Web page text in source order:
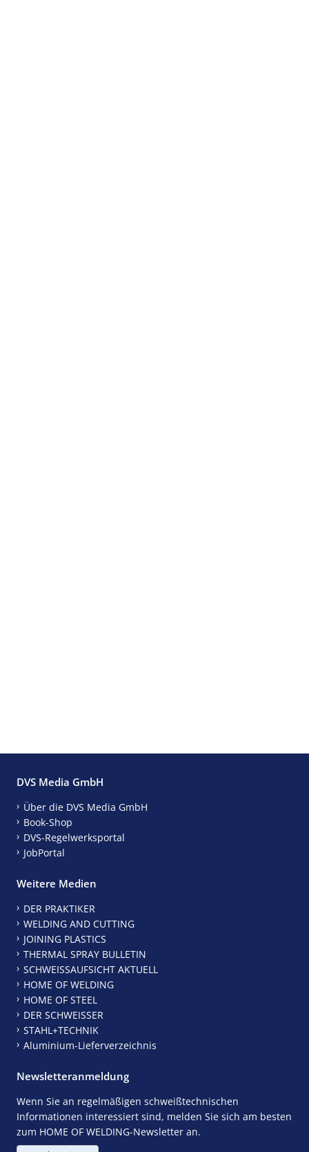
DVS Media GmbH
Über die DVS Media GmbH
Book-Shop
DVS-Regelwerksportal
JobPortal
Weitere Medien
DER PRAKTIKER
WELDING AND CUTTING
JOINING PLASTICS
THERMAL SPRAY BULLETIN
SCHWEISSAUFSICHT AKTUELL
HOME OF WELDING
HOME OF STEEL
DER SCHWEISSER
STAHL+TECHNIK
Aluminium-Lieferverzeichnis
Newsletteranmeldung
Wenn Sie an regelmäßigen schweißtechnischen
Informationen interessiert sind, melden Sie sich am besten
zum HOME OF WELDING-Newsletter an.